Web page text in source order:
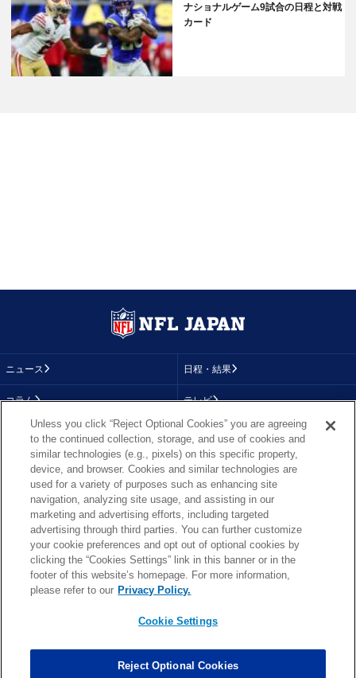
ナショナルゲーム9試合の日程と対戦
カード
ニュース 日程・結果
コラム テレビ
画像
順位表
About NFL
More NFL 特集
TOP お問い合わせ FAQ
PHOTO BY AP Images / PHOTO BY Getty Images
Unless you click “Reject Optional Cookies” you are agreeing
to the continued collection, storage, and use of cookies and
similar technologies (e.g., pixels) on this specific property,
device, and browser. Cookies and similar technologies are
used for a variety of purposes such as enhancing site
navigation, analyzing site usage, and assisting in our
marketing and advertising efforts, including targeted
advertising through third parties. You can further customize
your cookie preferences and opt out of optional cookies by
clicking the “Cookies Settings” link in this banner or in the
footer of this website’s homepage. For more information,
please refer to our Privacy Policy.
Cookie Settings
Reject Optional Cookies